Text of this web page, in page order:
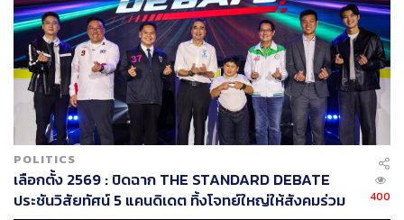
POLITICS
เลือกตั้ง 2569 : ปิดฉาก THE STANDARD DEBATE
ประชันวิสัยทัศน์ 5 แคนดิเดต ทิ้งโจทย์ใหญ่ให้สังคมร่วม
400